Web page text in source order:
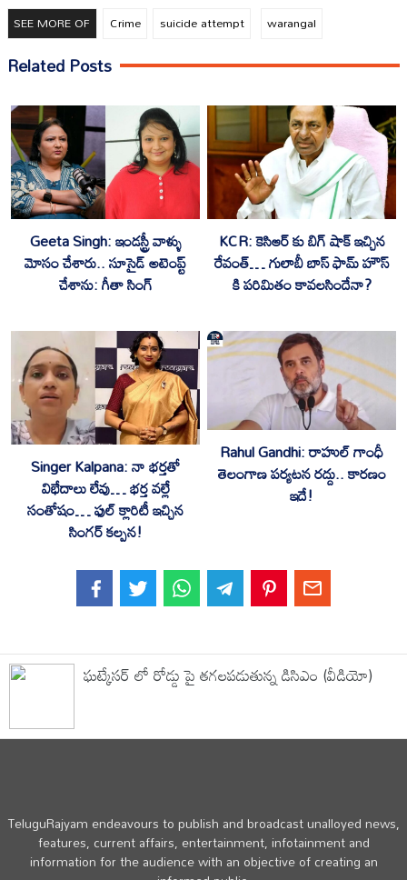
SEE MORE OF Crime suicide attempt warangal
Related Posts
‎Geeta Singh: ఇండస్ట్రీ వాళ్ళు
మోసం చేశారు.. సూసైడ్ అటెంప్ట్
చేశాను: గీతా సింగ్
KCR: కెసిఆర్ కు బిగ్ షాక్ ఇచ్చిన
రేవంత్… గులాబీ బాస్ ఫామ్ హౌస్
కి పరిమితం కావలసిందేనా?
Singer Kalpana: నా భర్తతో
విభేదాలు లేవు… భర్త వల్లే
సంతోషం… ఫుల్ క్లారిటీ ఇచ్చిన
సింగర్ కల్పన!
Rahul Gandhi: రాహుల్ గాంధీ
తెలంగాణ పర్యటన రద్దు.. కారణం
ఇదే!
ఘట్కేసర్ లో రోడ్డు పై తగలపడుతున్న డిసిఎం (వీడియో)
TeluguRajyam endeavours to publish and broadcast unalloyed news,
features, current affairs, entertainment, infotainment and
information for the audience with an objective of creating an